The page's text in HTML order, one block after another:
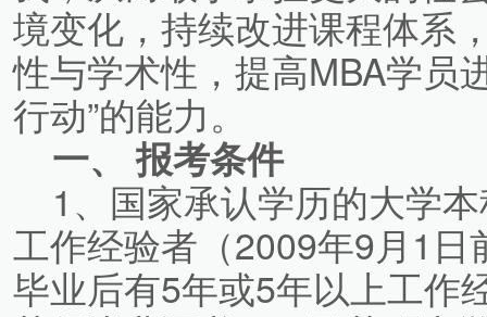
境变化，持续改进课程体系
性与学术性，提高MBA学员
行动”的能力。
一、 报考条件
1、国家承认学历的大学
工作经验者（2009年9月1
毕业后有5年或5年以上工作